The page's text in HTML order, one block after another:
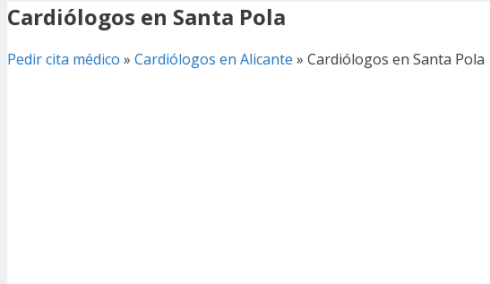
Cardiólogos en Santa Pola
Pedir cita médico » Cardiólogos en Alicante » Cardiólogos en Santa Pola